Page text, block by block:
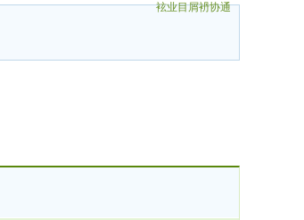
袨业目屑袇协通